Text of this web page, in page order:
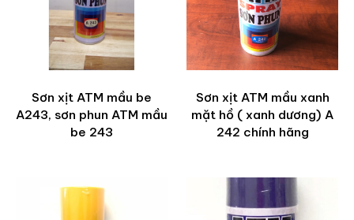
Sơn xịt ATM mầu be
A243, sơn phun ATM mầu
be 243
Sơn xịt ATM mầu xanh
mặt hồ ( xanh dương) A
242 chính hãng